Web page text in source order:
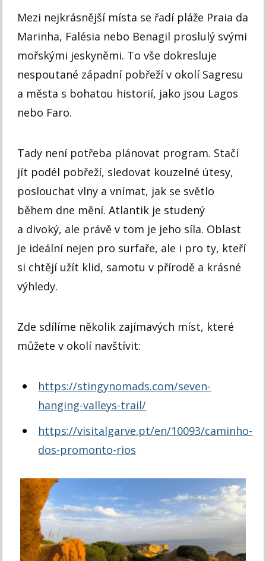
Mezi nejkrásnější místa se řadí pláže Praia da
Marinha, Falésia nebo Benagil proslulý svými
mořskými jeskyněmi. To vše dokresluje
nespoutané západní pobřeží v okolí Sagresu
a města s bohatou historií, jako jsou Lagos
nebo Faro.
Tady není potřeba plánovat program. Stačí
jít podél pobřeží, sledovat kouzelné útesy,
poslouchat vlny a vnímat, jak se světlo
během dne mění. Atlantik je studený
a divoký, ale právě v tom je jeho síla. Oblast
je ideální nejen pro surfaře, ale i pro ty, kteří
si chtějí užít klid, samotu v přírodě a krásné
výhledy.
Zde sdílíme několik zajímavých míst, které
můžete v okolí navštívit:
https://stingynomads.com/seven-
hanging-valleys-trail/
https://visitalgarve.pt/en/10093/caminho-
dos-promonto-rios